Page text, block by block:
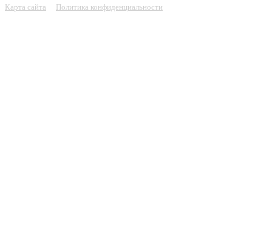
Карта сайта Политика конфиденциальности